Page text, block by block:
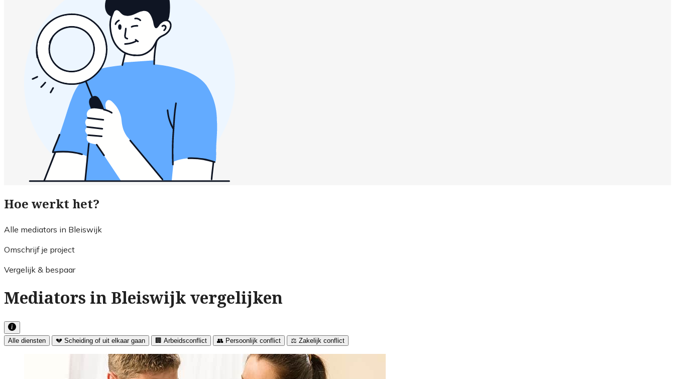
Hoe werkt het?
Alle mediators in Bleiswijk
Omschrijf je project
Vergelijk & bespaar
Mediators in Bleiswijk vergelijken
Alle diensten 💔 Scheiding of uit elkaar gaan 🏢 Arbeidsconflict 👥 Persoonlijk conflict ⚖️ Zakelijk conflict